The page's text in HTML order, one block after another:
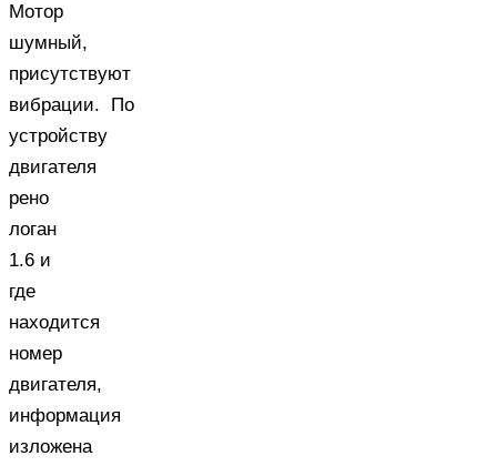
Мотор
шумный,
присутствуют
вибрации. По
устройству
двигателя
рено
логан
1.6 и
где
находится
номер
двигателя,
информация
изложена